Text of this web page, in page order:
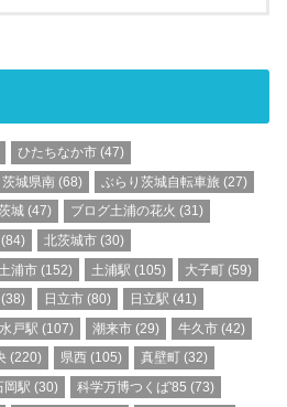
ひたちなか市(47)
城県南 (68) ぶらり茨城自転車旅 (27)
城(47) ブログ土浦の花火 (31)
北茨城市(30)
土浦市(152) 土浦駅 (105) 大子町 (59)
日立市(80) 日立駅 (41)
水戸駅 (107) 潮来市 (29) 牛久市 (42)
(220) 県西 (105) 真壁町 (32)
岡駅 (30) 科学万博つくば'85 (73)